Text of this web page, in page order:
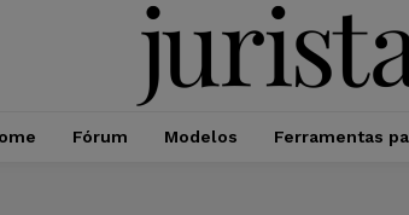
Fórum Modelos Ferramentas